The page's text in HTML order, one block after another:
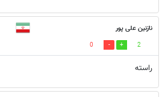
نازنین علی پور
2
0
راسته